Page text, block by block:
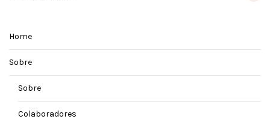
Home
Sobre
Sobre
Colaboradores